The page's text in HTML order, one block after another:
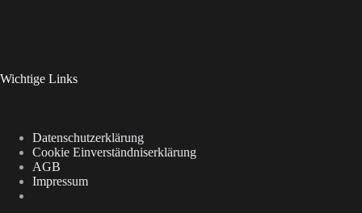
Wichtige Links
Datenschutzerklärung
Cookie Einverständniserklärung
AGB
Impressum